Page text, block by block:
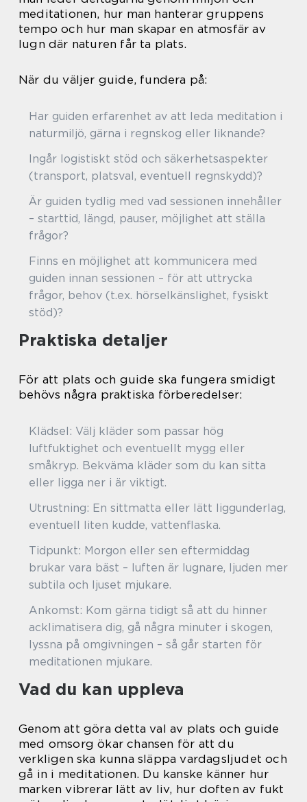
meditationen, hur man hanterar gruppens
tempo och hur man skapar en atmosfär av
lugn där naturen får ta plats.
När du väljer guide, fundera på:
Har guiden erfarenhet av att leda meditation i
naturmiljö, gärna i regnskog eller liknande?
Ingår logistiskt stöd och säkerhetsaspekter
(transport, platsval, eventuell regnskydd)?
Är guiden tydlig med vad sessionen innehåller
– starttid, längd, pauser, möjlighet att ställa
frågor?
Finns en möjlighet att kommunicera med
guiden innan sessionen – för att uttrycka
frågor, behov (t.ex. hörselkänslighet, fysiskt
stöd)?
Praktiska detaljer
För att plats och guide ska fungera smidigt
behövs några praktiska förberedelser:
Klädsel: Välj kläder som passar hög
luftfuktighet och eventuellt mygg eller
småkryp. Bekväma kläder som du kan sitta
eller ligga ner i är viktigt.
Utrustning: En sittmatta eller lätt liggunderlag,
eventuell liten kudde, vattenflaska.
Tidpunkt: Morgon eller sen eftermiddag
brukar vara bäst – luften är lugnare, ljuden mer
subtila och ljuset mjukare.
Ankomst: Kom gärna tidigt så att du hinner
acklimatisera dig, gå några minuter i skogen,
lyssna på omgivningen – så går starten för
meditationen mjukare.
Vad du kan uppleva
Genom att göra detta val av plats och guide
med omsorg ökar chansen för att du
verkligen ska kunna släppa vardagsljudet och
gå in i meditationen. Du kanske känner hur
marken vibrerar lätt av liv, hur doften av fukt